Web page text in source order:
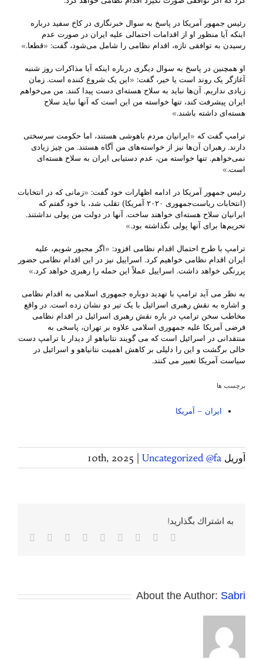
رئیس جمهور آمریکا در پاسخ به سوال خبرنگاری در کاخ سفید درباره
اینکه آیا منظور او از اقدامات احتمالی علیه ایران در صورت عدم
رسیدن به توافقی تازه، اقدام نظامی را شامل می‌شود، گفت: «قطعا.»
او همچنین در پاسخ به سوال دیگری درباره اینکه آیا مذاکرات روز شنبه
آغازگر یک روند است یا خیر، گفت: «این یک شروع کننده است. زمان
زیادی نداریم. آن‌ها نباید به سلاح هسته‌ای دست پیدا کنند. من می‌خواهم
ایران پیشرفت کند، تنها خواسته من این است که آنها نباید سلاح
هسته‌ای داشته باشند.»
ترامپ گفت که «ایرانیان مردم باهوشی هستند، اما حکومت سرسختی
دارند. رهبران آن‌ها نیز از خواسته‌های من آگاه هستند. من چیز زیادی
نمی‌خواهم. تنها خواسته من، عدم دستیابی ایران به سلاح هسته‌ای
است.»
رئیس جمهور آمریکا در ادامه اظهارات خود گفت: «زمانی که در انتخابات
(انتخابات ریاست‌جمهوری ۲۰۲۰ آمریکا) تقلب شد، با خود گفتم که
ایرانیان سلاح هسته‌ای خواهند ساخت. آنها در دولت من پولی نداشتند.
تحریم‌ها برای آنها پولی نگذاشته بود.»
ترامپ با طرح احتمال اقدام نظامی افزود: «اگر مجبور شویم، علیه
ایران اقدام نظامی خواهیم کرد. اسراییل نیز در این اقدام نظامی حضور
پررنگی خواهد داشت. اسراییل عملاً این حمله را رهبری خواهد کرد.»
به نظر می آید ترامپ با تهدید دوباره جمهوری اسلامی به اقدام نظامی
و اشاره به نقش رهبری اسرائیل با یک تیر دو نشان زده است. در واقع
مخاطب سخن ترامپ در باره نقش رهبری اسرائیل در اقدام نظامی
فرضی آمریکا علیه جمهوری اسلامی علاوه بر تهران، پاسخی به
منتقدانی در اسرائیل است که می گویند نتانیاهو از دیدار با ترامپ دست
خالی برگشت و این را دلیلی بر کاهش اهمیت نتانیاهو و اسرائیل در
سیاست آمریکا تعبیر می کنند.
برچسب ها
ايران – آمريکا
آوریل 10th, 2025 Uncategorized @fa
به اشتراك بگذاريد!
Facebook
Twitter
Reddit
LinkedIn
WhatsApp
Tumblr
Pinterest
About the Author: Sabri